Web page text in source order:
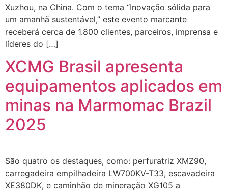
Xuzhou, na China. Com o tema “Inovação sólida para
um amanhã sustentável,” este evento marcante
receberá cerca de 1.800 clientes, parceiros, imprensa e
líderes do […]
XCMG Brasil apresenta
equipamentos aplicados em
minas na Marmomac Brazil
2025
São quatro os destaques, como: perfuratriz XMZ90,
carregadeira empilhadeira LW700KV-T33, escavadeira
XE380DK, e caminhão de mineração XG105 a